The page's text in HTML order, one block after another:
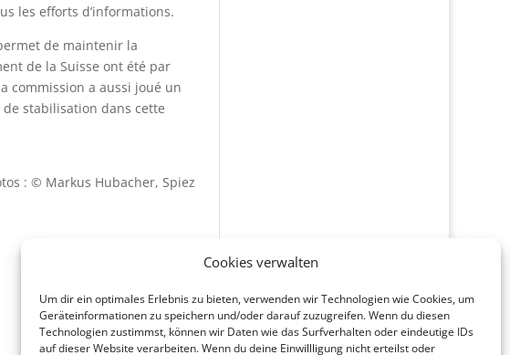
Cookies verwalten
Um dir ein optimales Erlebnis zu bieten, verwenden wir Technologien wie Cookies, um
Geräteinformationen zu speichern und/oder darauf zuzugreifen. Wenn du diesen
Technologien zustimmst, können wir Daten wie das Surfverhalten oder eindeutige IDs
auf dieser Website verarbeiten. Wenn du deine Einwillligung nicht erteilst oder
les efforts d’informations.
de maintenir la
de la Suisse ont été par
commission a aussi joué un
stabilisation dans cette
: © Markus Hubacher, Spiez